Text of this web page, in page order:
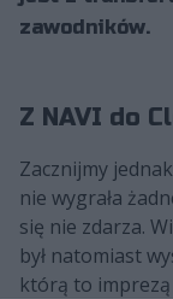
zawodników.
Z NAVI do
Zacznijmy
nie wygrała
się nie zdarza.
był natomiast
którą to